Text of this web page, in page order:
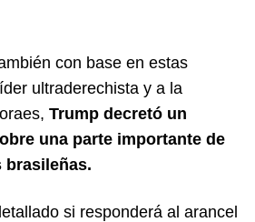
con base en estas
ultraderechista y a la
Trump decretó un
una parte importante de
brasileñas.
si responderá al arancel